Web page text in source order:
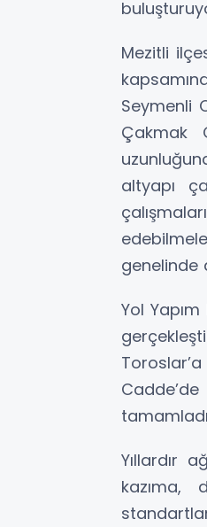
Mezitli
Seymenli
Çakmak
altyapı
genelinde
Yol
Yıllardır
kazıma,